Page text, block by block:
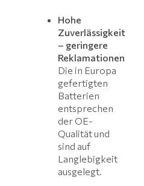
Hohe
Zuverlässigkeit
– geringere
Reklamationen
Die in Europa
gefertigten
Batterien
entsprechen
der OE-
Qualität und
sind auf
Langlebigkeit
ausgelegt.